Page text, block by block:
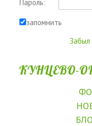
Пароль:
запомнить
Забыл
КУНЦЕВО-